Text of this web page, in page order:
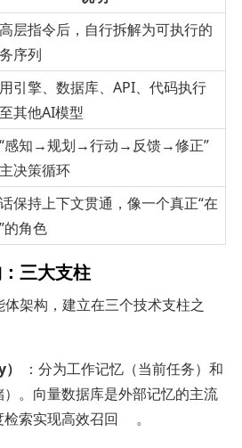
层指令后，自行拆解为可执行的
序列
引擎、数据库、API、代码执行
其他AI模型
感知→规划→行动→反馈→修正”
决策循环
保持上下文贯通，像一个真正“在
的角色
三大支柱
架构，建立在三个技术支柱之
：分为工作记忆（当前任务）和
。向量数据库是外部记忆的主流
索实现高效召回
。